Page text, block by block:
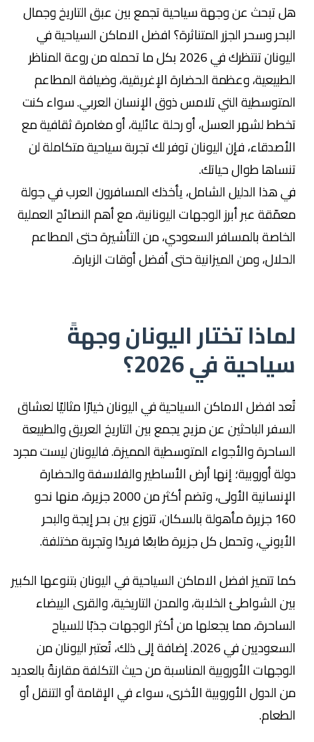
هل تبحث عن وجهة سياحية تجمع بين عبق التاريخ وجمال
البحر وسحر الجزر المتناثرة؟ افضل الاماكن السياحية في
اليونان تنتظرك في 2026 بكل ما تحمله من روعة المناظر
الطبيعية، وعظمة الحضارة الإغريقية، وضيافة المطاعم
المتوسطية التي تلامس ذوق الإنسان العربي. سواء كنت
تخطط لشهر العسل، أو رحلة عائلية، أو مغامرة ثقافية مع
الأصدقاء، فإن اليونان توفر لك تجربة سياحية متكاملة لن
تنساها طوال حياتك.
في هذا الدليل الشامل، يأخذك المسافرون العرب في جولة
معمّقة عبر أبرز الوجهات اليونانية، مع أهم النصائح العملية
الخاصة بالمسافر السعودي، من التأشيرة حتى المطاعم
الحلال، ومن الميزانية حتى أفضل أوقات الزيارة.
لماذا تختار اليونان وجهةً
سياحية في 2026؟
تُعد افضل الاماكن السياحية في اليونان خيارًا مثاليًا لعشاق
السفر الباحثين عن مزيج يجمع بين التاريخ العريق والطبيعة
الساحرة والأجواء المتوسطية المميزة. فاليونان ليست مجرد
دولة أوروبية؛ إنها أرض الأساطير والفلاسفة والحضارة
الإنسانية الأولى، وتضم أكثر من 2000 جزيرة، منها نحو
160 جزيرة مأهولة بالسكان، تتوزع بين بحر إيجة والبحر
الأيوني، وتحمل كل جزيرة طابعًا فريدًا وتجربة مختلفة.
كما تتميز افضل الاماكن السياحية في اليونان بتنوعها الكبير
بين الشواطئ الخلابة، والمدن التاريخية، والقرى البيضاء
الساحرة، مما يجعلها من أكثر الوجهات جذبًا للسياح
السعوديين في 2026. إضافة إلى ذلك، تُعتبر اليونان من
الوجهات الأوروبية المناسبة من حيث التكلفة مقارنةً بالعديد
من الدول الأوروبية الأخرى، سواء في الإقامة أو التنقل أو
الطعام.